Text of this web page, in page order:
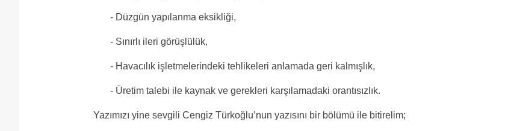
- Düzgün yapılanma eksikliği,
- Sınırlı ileri görüşlülük,
- Havacılık işletmelerindeki tehlikeleri anlamada geri kalmışlık,
- Üretim talebi ile kaynak ve gerekleri karşılamadaki orantısızlık.
Yazımızı yine sevgili Cengiz Türkoğlu’nun yazısını bir bölümü ile bitirelim;